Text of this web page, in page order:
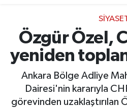
Özgür Özel,
yeniden
Ankara Bölge Adliye
Dairesi'nin kararıyla
görevinden uzaklaştırılan
Süper Lig Puan Durumu
Tüm Manşetler
Son Dakika Haberleri